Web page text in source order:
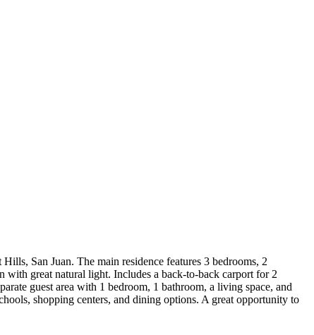
San Juan. The main residence features 3 bedrooms, 2
with great natural light. Includes a back-to-back carport for 2
guest area with 1 bedroom, 1 bathroom, a living space, and
shopping centers, and dining options. A great opportunity to